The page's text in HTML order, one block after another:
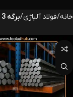
خانه فولاد آلیاژی برگه 4